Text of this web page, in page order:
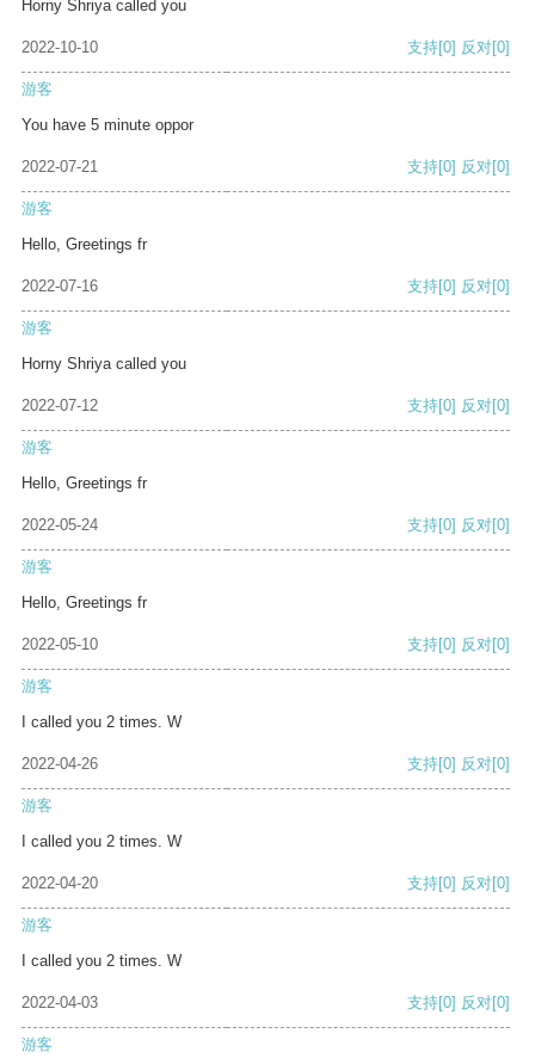
Horny Shriya called you
2022-10-10 支持[0] 反对[0]
游客
You have 5 minute oppor
2022-07-21 支持[0] 反对[0]
游客
Hello, Greetings fr
2022-07-16 支持[0] 反对[0]
游客
Horny Shriya called you
2022-07-12 支持[0] 反对[0]
游客
Hello, Greetings fr
2022-05-24 支持[0] 反对[0]
游客
Hello, Greetings fr
2022-05-10 支持[0] 反对[0]
游客
I called you 2 times. W
2022-04-26 支持[0] 反对[0]
游客
I called you 2 times. W
2022-04-20 支持[0] 反对[0]
游客
I called you 2 times. W
2022-04-03 支持[0] 反对[0]
游客